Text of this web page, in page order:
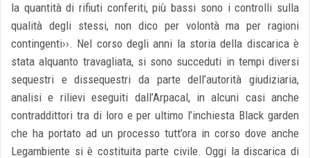
la quantità di rifiuti conferiti, più bassi sono i controlli sulla
qualità degli stessi, non dico per volontà ma per ragioni
contingenti››. Nel corso degli anni la storia della discarica è
stata alquanto travagliata, si sono succeduti in tempi diversi
sequestri e dissequestri da parte dell’autorità giudiziaria,
analisi e rilievi eseguiti dall’Arpacal, in alcuni casi anche
contraddittori tra di loro e per ultimo l’inchiesta Black garden
che ha portato ad un processo tutt’ora in corso dove anche
Legambiente si è costituita parte civile. Oggi la discarica di